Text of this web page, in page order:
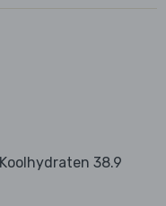
Koolhydraten 38.9